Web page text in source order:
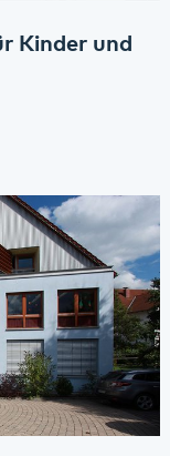
Kinder und